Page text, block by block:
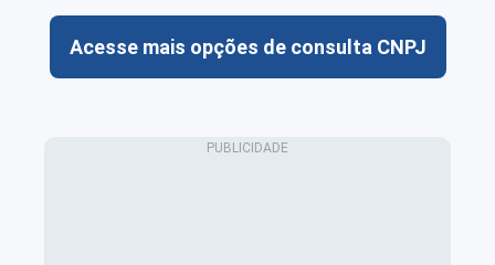
Acesse mais opções de consulta CNPJ